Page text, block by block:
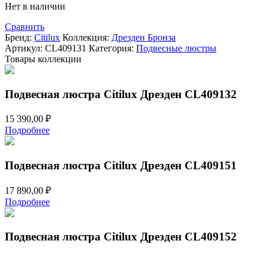
Нет в наличии
Сравнить
Бренд: Citilux Коллекция: Дрезден Бронза
Артикул: CL409131 Категория: Подвесные люстры
Товары коллекции
Подвесная люстра Citilux Дрезден CL409132
15 390,00 ₽
Подробнее
Подвесная люстра Citilux Дрезден CL409151
17 890,00 ₽
Подробнее
Подвесная люстра Citilux Дрезден CL409152